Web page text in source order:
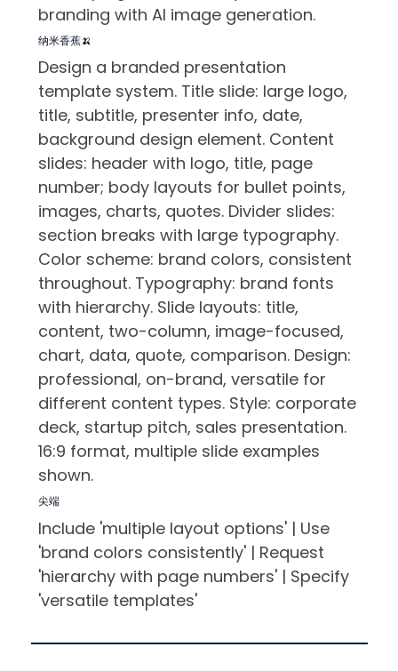
branding with AI image generation.
纳米香蕉🍌
Design a branded presentation
template system. Title slide: large logo,
title, subtitle, presenter info, date,
background design element. Content
slides: header with logo, title, page
number; body layouts for bullet points,
images, charts, quotes. Divider slides:
section breaks with large typography.
Color scheme: brand colors, consistent
throughout. Typography: brand fonts
with hierarchy. Slide layouts: title,
content, two-column, image-focused,
chart, data, quote, comparison. Design:
professional, on-brand, versatile for
different content types. Style: corporate
deck, startup pitch, sales presentation.
16:9 format, multiple slide examples
shown.
尖端
Include 'multiple layout options' | Use
'brand colors consistently' | Request
'hierarchy with page numbers' | Specify
'versatile templates'